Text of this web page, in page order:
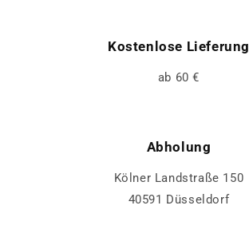
Kostenlose Lieferung
ab 60 €
Abholung
Kölner Landstraße 150
40591 Düsseldorf